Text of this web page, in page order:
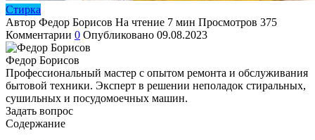
Стирка
Автор Федор Борисов На чтение 7 мин Просмотров 375
Комментарии 0 Опубликовано 09.08.2023
Федор Борисов
Профессиональный мастер с опытом ремонта и обслуживания
бытовой техники. Эксперт в решении неполадок стиральных,
сушильных и посудомоечных машин.
Задать вопрос
Содержание